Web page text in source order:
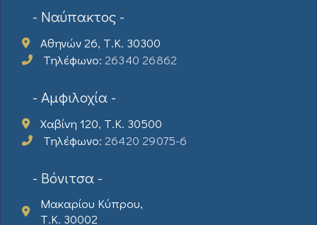
- Ναύπακτος -
Αθηνών 26, Τ.Κ. 30300
Τηλέφωνο: 26340 26862
- Αμφιλοχία -
Χαβίνη 120, Τ.Κ. 30500
Τηλέφωνο: 26420 29075-6
- Βόνιτσα -
Μακαρίου Κύπρου,
Τ.Κ. 30002